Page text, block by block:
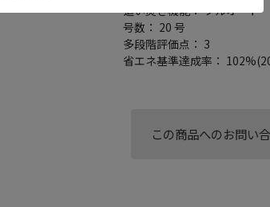
追い焚き機能： フルオート
号数： 20 号
多段階評価点： 3
省エネ基準達成率：
この商品へのお問い